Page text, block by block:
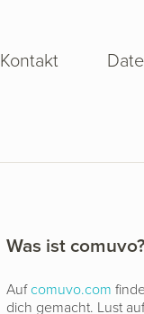
Kontakt
Was ist comuvo?
Auf comuvo.com
dich gemacht. Lust